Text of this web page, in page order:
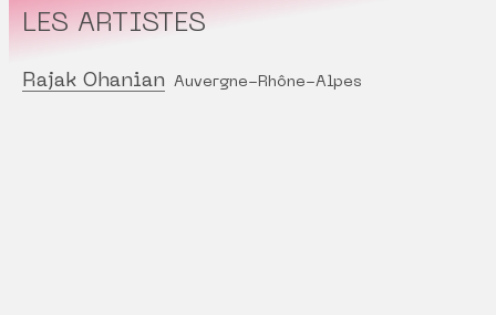
LES ARTISTES
Rajak Ohanian Auvergne-Rhône-Alpes